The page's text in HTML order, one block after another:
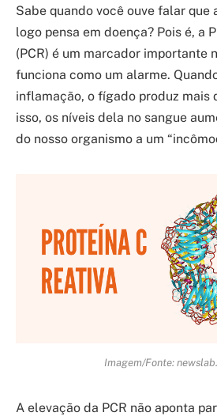
Sabe quando você ouve falar que
logo pensa em doença? Pois é, a
(PCR) é um marcador importante
funciona como um alarme.
inflamação, o fígado produz mais
isso, os níveis dela no sangue
do nosso organismo a um
Imagem/Fonte:
A elevação da PCR não aponta